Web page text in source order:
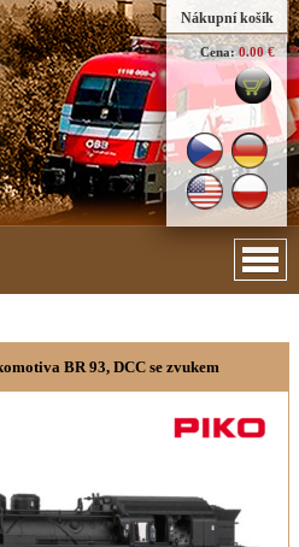
Nákupní košík
Cena: 0.00 €
BR 93, DCC se zvukem